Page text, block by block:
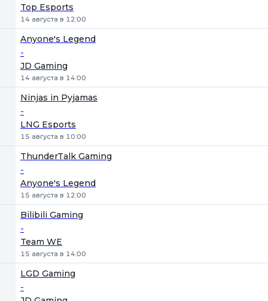
Top Esports
14 августа в 12:00
Anyone's Legend
-
JD Gaming
14 августа в 14:00
Ninjas in Pyjamas
-
LNG Esports
15 августа в 10:00
ThunderTalk Gaming
-
Anyone's Legend
15 августа в 12:00
Bilibili Gaming
-
Team WE
15 августа в 14:00
LGD Gaming
-